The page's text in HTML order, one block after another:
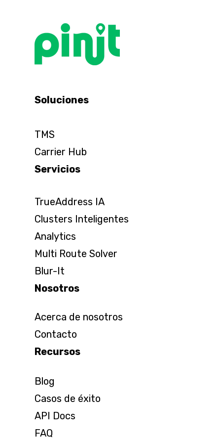
Soluciones
TMS
Carrier Hub
Servicios
TrueAddress IA
Clusters Inteligentes
Analytics
Multi Route Solver
Blur-It
Nosotros
Acerca de nosotros
Contacto
Recursos
Blog
Casos de éxito
API Docs
FAQ